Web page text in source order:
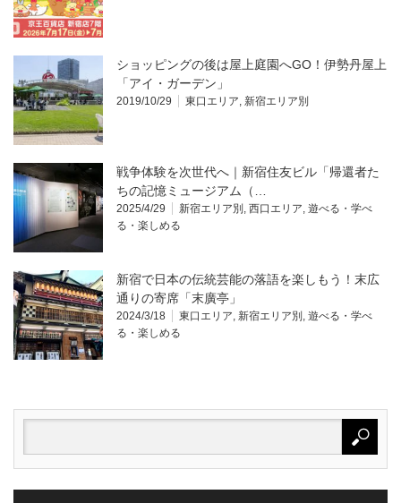
ショッピングの後は屋上庭園へGO！伊勢丹屋上
「アイ・ガーデン」
2019/10/29 東口エリア 新宿エリア別
戦争体験を次世代へ｜新宿住友ビル「帰還者た
ちの記憶ミュージアム（…
2025/4/29 新宿エリア別 西口エリア 遊べる・学べ
る・楽しめる
新宿で日本の伝統芸能の落語を楽しもう！末広
通りの寄席「末廣亭」
2024/3/18 東口エリア 新宿エリア別 遊べる・学べ
る・楽しめる